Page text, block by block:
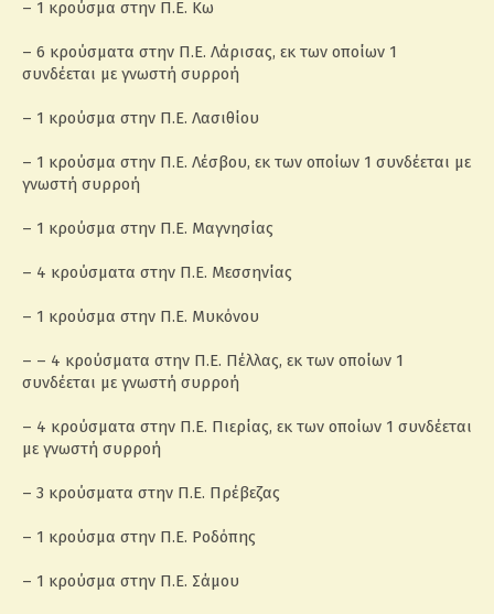
– 1 κρούσμα στην Π.Ε. Κω
– 6 κρούσματα στην Π.Ε. Λάρισας, εκ των οποίων 1
συνδέεται με γνωστή συρροή
– 1 κρούσμα στην Π.Ε. Λασιθίου
– 1 κρούσμα στην Π.Ε. Λέσβου, εκ των οποίων 1 συνδέεται με
γνωστή συρροή
– 1 κρούσμα στην Π.Ε. Μαγνησίας
– 4 κρούσματα στην Π.Ε. Μεσσηνίας
– 1 κρούσμα στην Π.Ε. Μυκόνου
– – 4 κρούσματα στην Π.Ε. Πέλλας, εκ των οποίων 1
συνδέεται με γνωστή συρροή
– 4 κρούσματα στην Π.Ε. Πιερίας, εκ των οποίων 1 συνδέεται
με γνωστή συρροή
– 3 κρούσματα στην Π.Ε. Πρέβεζας
– 1 κρούσμα στην Π.Ε. Ροδόπης
– 1 κρούσμα στην Π.Ε. Σάμου